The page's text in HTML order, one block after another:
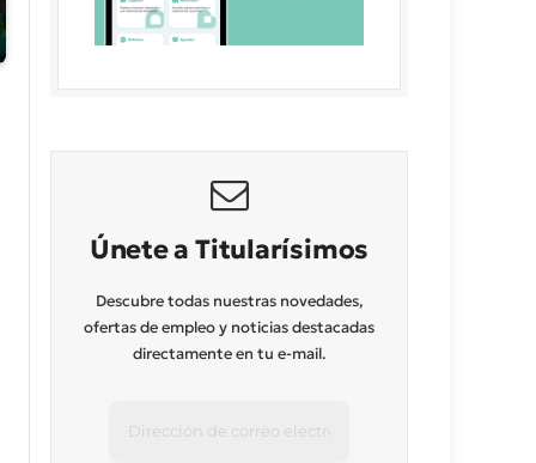
Únete a Titularísimos
Descubre todas nuestras novedades,
ofertas de empleo y noticias destacadas
directamente en tu e-mail.